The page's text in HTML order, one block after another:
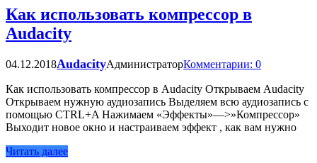
Как использовать компрессор в
Audacity
04.12.2018AudacityАдминистраторКомментарии: 0
Как использовать компрессор в Audacity Открываем Audacity
Открываем нужную аудиозапись Выделяем всю аудиозапись с
помощью CTRL+A Нажимаем «Эффекты»—>»Компрессор»
Выходит новое окно и настраиваем эффект , как вам нужно
Читать далее